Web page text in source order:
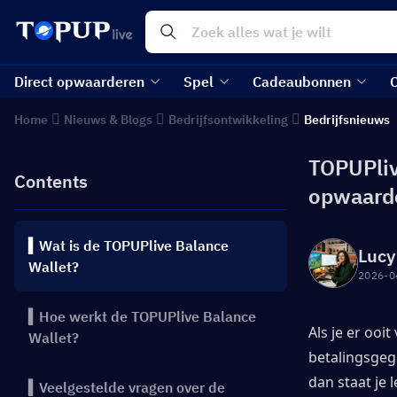
Direct opwaarderen Spel Cadeaubonnen
Home Nieuws & Blogs Bedrijfsontwikkeling Bedrijfsnieuws
Contents
▍Wat is de TOPUPlive Balance
Wallet?
▍Hoe werkt de TOPUPlive Balance
Wallet?
▍Veelgestelde vragen over de
2026-
Als je er
dan staat je